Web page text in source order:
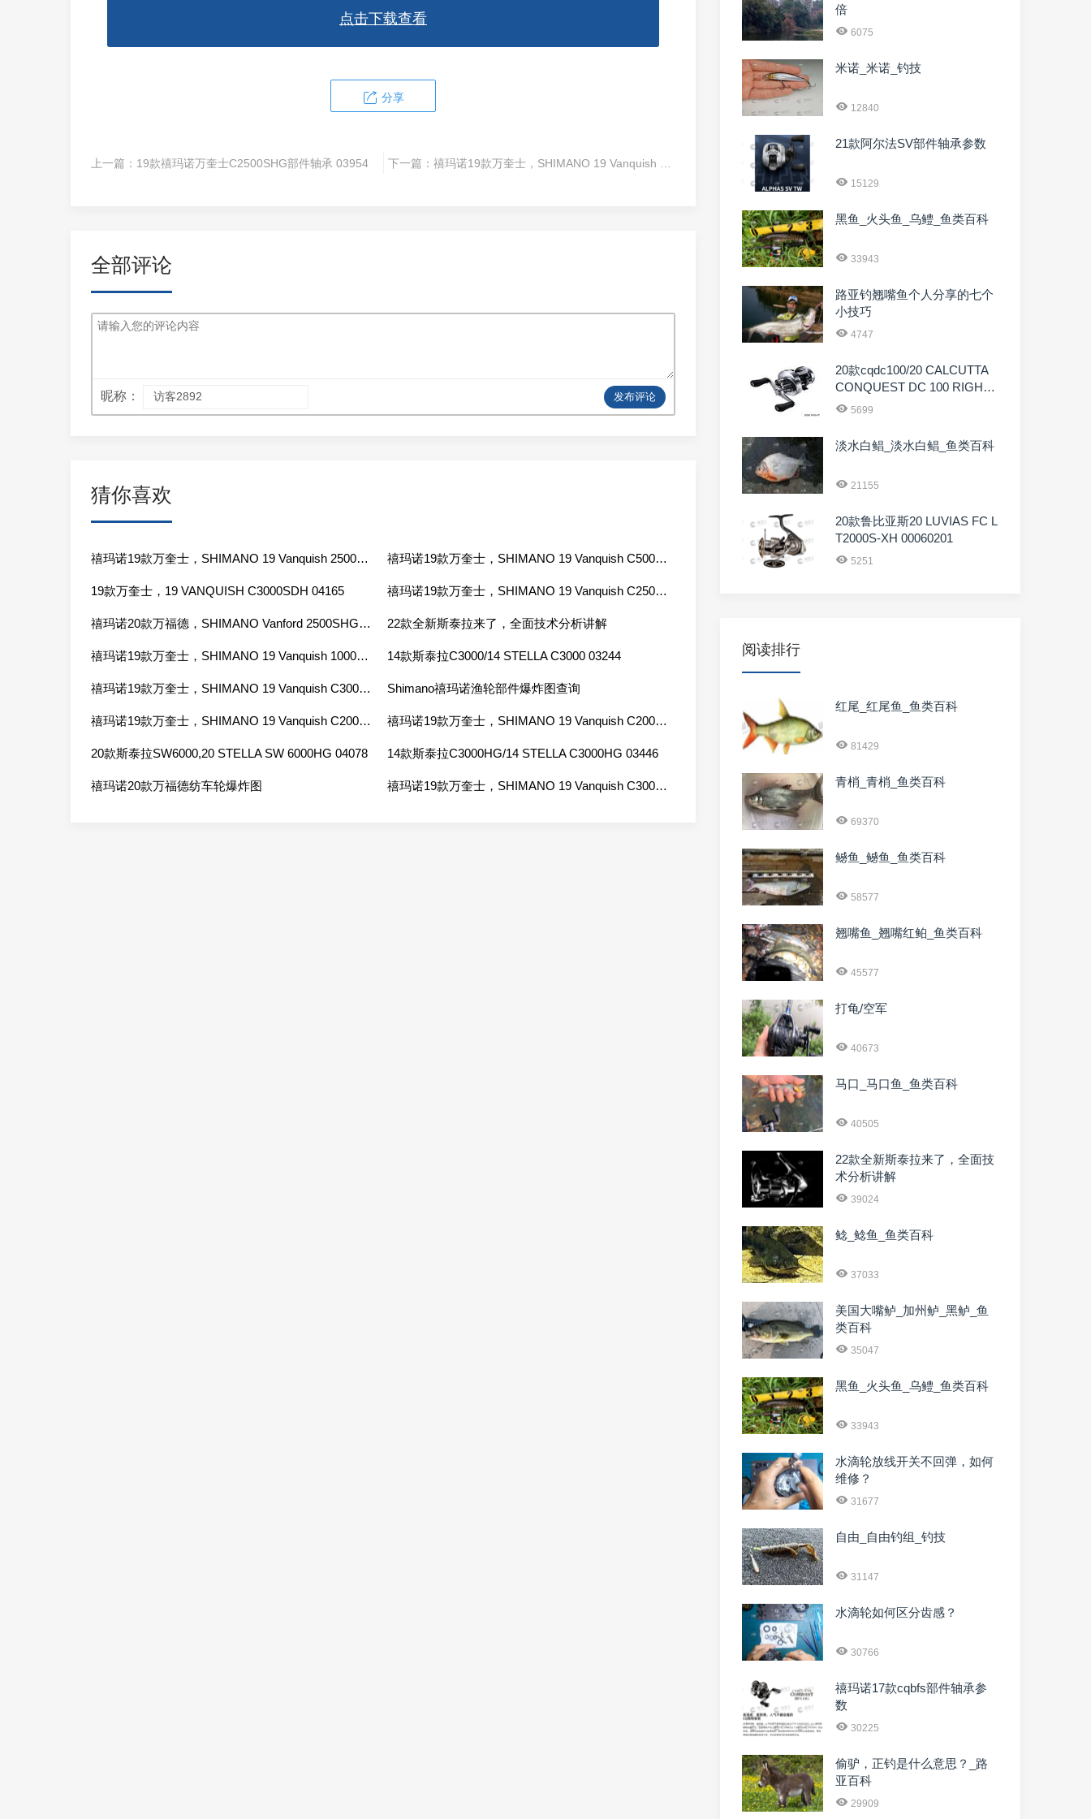
点击下载查看
分享
上一篇： 19款禧玛诺万奎士C2500SHG部件轴承 03954 下一篇：
全部评论
昵称： 发布评论
猜你喜欢
禧玛诺19款万奎士，SHIMANO 19 Vanquish 2500S 03955 禧玛诺19款万奎士，SHIMANO 19 Vanquish C5000XG 03964
19款万奎士，19 VANQUISH C3000SDH 04165 禧玛诺19款万奎士，SHIMANO 19 Vanquish C2500SHG 03954
禧玛诺20款万福德，SHIMANO Vanford 2500SHG 04205 22款全新斯泰拉来了，全面技术分析讲解
禧玛诺19款万奎士，SHIMANO 19 Vanquish 1000SSSPG 03949 14款斯泰拉C3000/14 STELLA C3000 03244
禧玛诺19款万奎士，SHIMANO 19 Vanquish C3000XG 03960 Shimano禧玛诺渔轮部件爆炸图查询
禧玛诺19款万奎士，SHIMANO 19 Vanquish C2000SSS 03951 禧玛诺19款万奎士，SHIMANO 19 Vanquish C2000S 03950
20款斯泰拉SW6000,20 STELLA SW 6000HG 04078 14款斯泰拉C3000HG/14 STELLA C3000HG 03446
禧玛诺20款万福德纺车轮爆炸图 禧玛诺19款万奎士，SHIMANO 19 Vanquish C3000SDHHG 03959
倍
6075
米诺_米诺_钓技
12840
21款阿尔法SV部件轴承参数
15129
黑鱼_火头鱼_乌鳢_鱼类百科
33943
路亚钓翘嘴鱼个人分享的七个
小技巧
4747
20款cqdc100/20 CALCUTTA
CONQUEST DC 100 RIGHT
04083
5699
淡水白鲳_淡水白鲳_鱼类百科
21155
20款鲁比亚斯20 LUVIAS FC L
T2000S-XH 00060201
5251
阅读排行
红尾_红尾鱼_鱼类百科
81429
青梢_青梢_鱼类百科
69370
鳡鱼_鳡鱼_鱼类百科
58577
翘嘴鱼_翘嘴红鲌_鱼类百科
45577
打龟/空军
40673
马口_马口鱼_鱼类百科
40505
22款全新斯泰拉来了，全面技
术分析讲解
39024
鲶_鲶鱼_鱼类百科
37033
美国大嘴鲈_加州鲈_黑鲈_鱼
类百科
35047
黑鱼_火头鱼_乌鳢_鱼类百科
33943
水滴轮放线开关不回弹，如何
维修？
31677
自由_自由钓组_钓技
31147
水滴轮如何区分齿感？
30766
禧玛诺17款cqbfs部件轴承参
数
30225
偷驴，正钓是什么意思？_路
亚百科
29909